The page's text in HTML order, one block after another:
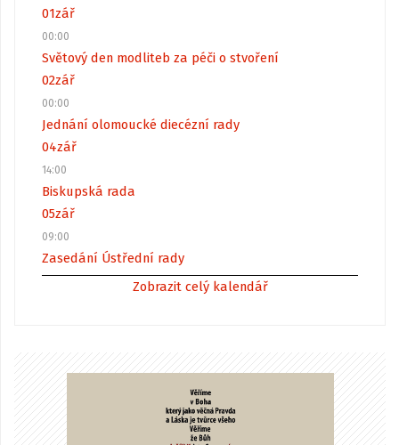
01zář
00:00
Světový den modliteb za péči o stvoření
02zář
00:00
Jednání olomoucké diecézní rady
04zář
14:00
Biskupská rada
05zář
09:00
Zasedání Ústřední rady
Zobrazit celý kalendář